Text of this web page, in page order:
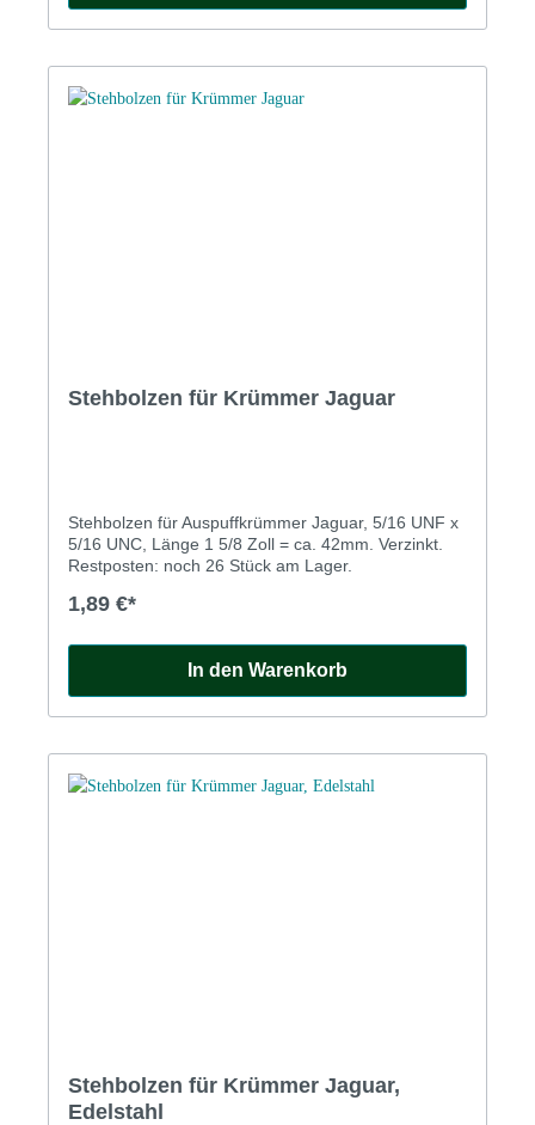
Stehbolzen für Krümmer Jaguar
Stehbolzen für Auspuffkrümmer Jaguar, 5/16 UNF x
5/16 UNC, Länge 1 5/8 Zoll = ca. 42mm. Verzinkt.
Restposten: noch 26 Stück am Lager.
1,89 €*
In den Warenkorb
Stehbolzen für Krümmer Jaguar,
Edelstahl